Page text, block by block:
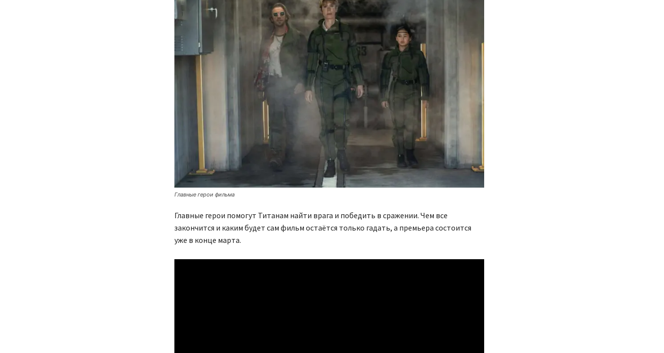
Главные герои фильма
Главные герои помогут Титанам найти врага и победить в сражении. Чем все
закончится и каким будет сам фильм остаётся только гадать, а премьера состоится
уже в конце марта.